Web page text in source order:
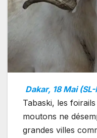
Dakar, 18 Mai (SL-
Tabaski, les
moutons ne
grandes villes